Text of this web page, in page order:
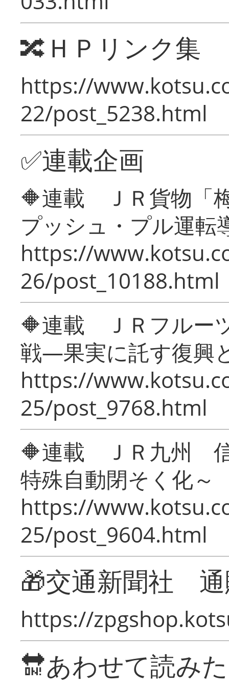
🔀ＨＰリンク集
https://
22/post_5238.html
✅連載企画
🔶連載 ＪＲ貨物「
プッシュ・プル運転
https://
26/post_10188.html
🔶連載 ＪＲフルー
戦―果実に託す復興
https://
25/post_9768.html
🔶連載 ＪＲ九州 信
特殊自動閉そく化～
https://
25/post_9604.html
🎁交通新聞社
https://
🔛あわせて読み